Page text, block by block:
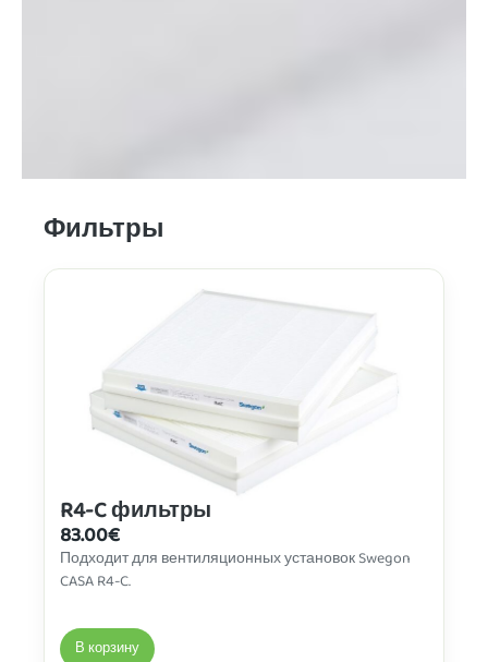
Фильтры
R4-C фильтры
83.00€
Подходит для вентиляционных установок Swegon
CASA R4-C.
В корзину